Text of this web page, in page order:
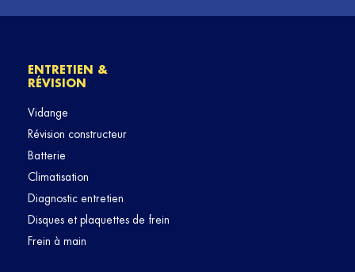
ENTRETIEN &
RÉVISION
Vidange
Révision constructeur
Batterie
Climatisation
Diagnostic entretien
Disques et plaquettes de frein
Frein à main